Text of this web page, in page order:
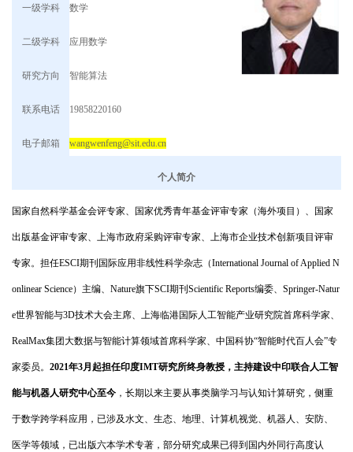
一级学科 数学
二级学科 应用数学
研究方向 智能算法
联系电话 19858220160
电子邮箱 wangwenfeng@sit.edu.cn
个人简介
国家自然科学基金会评专家、国家优秀青年基金评审专家（海外项目）、国家
出版基金评审专家、上海市政府采购评审专家、上海市企业技术创新项目评审
专家。担任ESCI期刊国际应用非线性科学杂志（International Journal of Applied N
onlinear Science）主编、 Nature旗下SCI期刊 Scientific Reports编委、 Springer-Natur
e世界智能与3D技术大会主席、上海临港国际人工智能产业研究院首席科学家、
RealMax集团大数据与智能计算领域首席科学家、中国科协“智能时代百人会”专
家委员。 2021年3月起担任印度IMT研究所终身教授 ，主持建设中印联合人工智
能与机器人研究中心至今 ，长期以来主要从事类脑学习与认知计算研究，侧重
于数学跨学科应用，已涉及水文、生态、地理、计算机视觉、机器人、安防、
医学等领域， 已出版六本学术专著， 部分研究成果已得到国内外同行高度认